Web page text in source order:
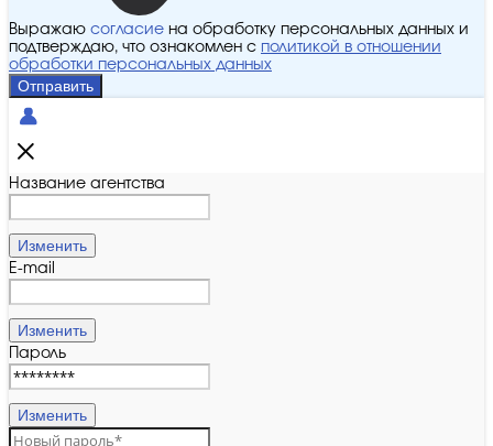
Выражаю согласие на обработку персональных данных и
подтверждаю, что ознакомлен с политикой в отношении
обработки персональных данных
Отправить
Название агентства
Изменить
E-mail
Изменить
Пароль
Изменить